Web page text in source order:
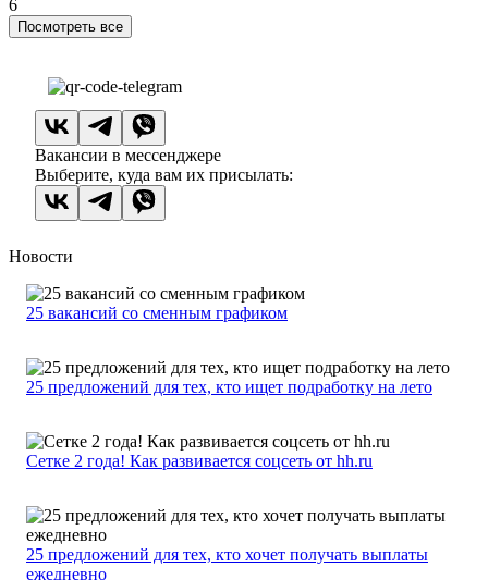
6
Посмотреть все
Вакансии в мессенджере
Выберите, куда вам их присылать:
Новости
25 вакансий со сменным графиком
25 предложений для тех, кто ищет подработку на лето
Сетке 2 года! Как развивается соцсеть от hh.ru
25 предложений для тех, кто хочет получать выплаты
ежедневно